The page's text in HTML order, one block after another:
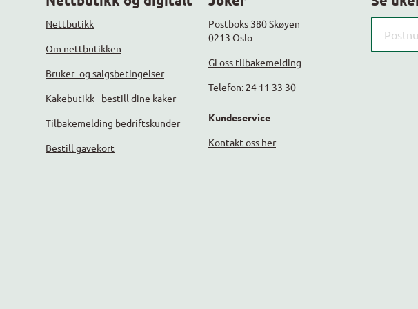
Nettbutikk
Om nettbutikken
Bruker- og salgsbetingelser
Kakebutikk - bestill dine kaker
Tilbakemelding bedriftskunder
Bestill gavekort
Postboks 380 Skøyen
0213 Oslo
Gi oss tilbakemelding
Telefon: 24 11 33 30
Kundeservice
Kontakt oss her